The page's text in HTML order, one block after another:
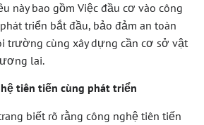
này bao gồm Việc đầu cơ vào công
triển bắt đầu, bảo đảm an toàn
trường cùng xây dựng cần cơ sở vật
lai.
tiên tiến cùng phát triển
biết rõ rằng công nghệ tiên tiến